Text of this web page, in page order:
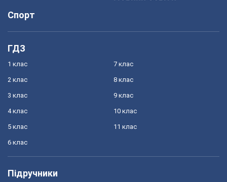
Спорт
ГДЗ
1 клас
2 клас
3 клас
4 клас
5 клас
6 клас
7 клас
8 клас
9 клас
10 клас
11 клас
Підручники